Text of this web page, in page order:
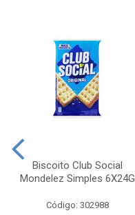
Biscoito Club Social
Mondelez Simples 6X24G
Código: 302988